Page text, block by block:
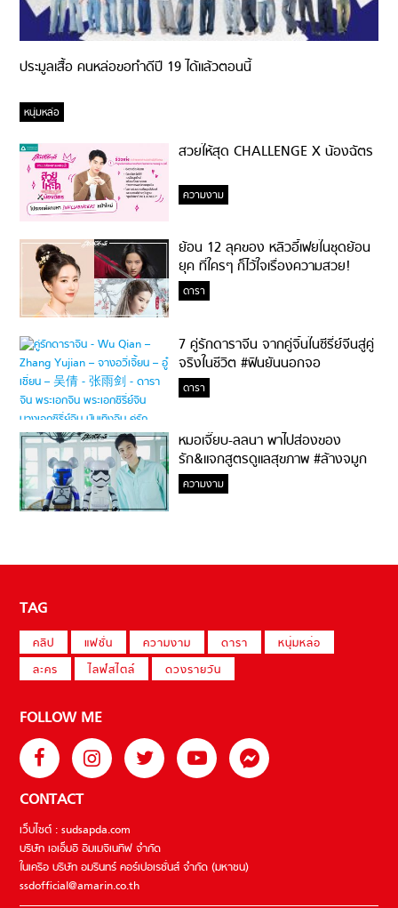
ประมูลเสื้อ คนหล่อขอทำดีปี 19 ได้แล้วตอนนี้
หนุ่มหล่อ
สวยให้สุด CHALLENGE X น้องฉัตร
ความงาม
ย้อน 12 ลุคของ หลิวอี้เฟยในชุดย้อน
ยุค ที่ใครๆ ก็ไว้ใจเรื่องความสวย!
ดารา
7 คู่รักดาราจีน จากคู่จิ้นในซีรี่ย์จีนสู่คู่
จริงในชีวิต #ฟินยันนอกจอ
ดารา
หมอเจี๊ยบ-ลลนา พาไปส่องของ
รัก&แจกสูตรดูแลสุขภาพ #ล้างจมูก
ไม่ยากจะสอนให้
ความงาม
TAG
คลิป แฟชั่น ความงาม ดารา
หนุ่มหล่อ
ละคร
ไลฟ์สไตล์ ดวงรายวัน
FOLLOW ME
CONTACT
เว็บไซต์ : sudsapda.com
บริษัท เอเอ็มอี อิมเมจิเนทีฟ จำกัด
ในเครือ บริษัท อมรินทร์ คอร์เปอเรชั่นส์ จำกัด (มหาชน)
ssdofficial@amarin.co.th